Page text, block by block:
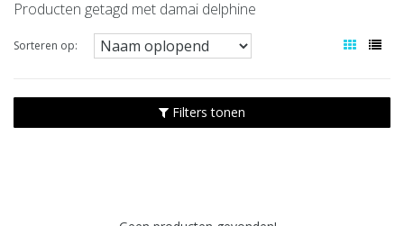
Producten getagd met damai delphine
Sorteren op:
Filters tonen